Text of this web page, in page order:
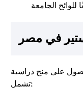
في مصر
على منح دراسية
تشمل: